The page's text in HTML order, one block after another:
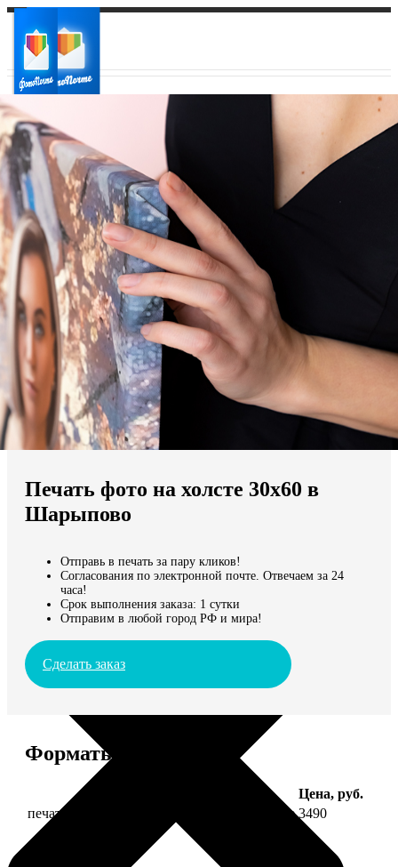
Ваш город:
Ваш регион доставки
Выберите из списка:
Мы доставляем по всему миру
Продолжить без города
Печать фото на холсте 30х60 в
Шарыпово
Отправь в печать за пару кликов!
Согласования по электронной почте. Отвечаем за 24
часа!
Срок выполнения заказа: 1 сутки
Отправим в любой город РФ и мира!
Сделать заказ
Форматы и цены
Цена, руб.
печать фото на холсте 30х60 на подрамнике 3490